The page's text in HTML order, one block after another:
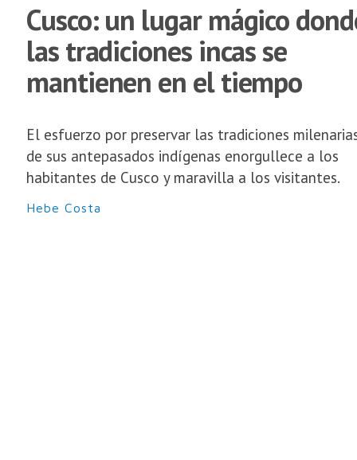
Cusco: un lugar mágico
las tradiciones incas se
mantienen en el tiempo
El esfuerzo por preservar las tradiciones
de sus antepasados indígenas enorgullece a los
habitantes de Cusco y maravilla a los visitantes.
Hebe Costa